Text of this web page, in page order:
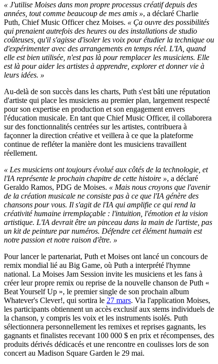
« J'utilise Moises dans mon propre processus créatif depuis des
années, tout comme beaucoup de mes amis », a déclaré Charlie
Puth, Chief Music Officer chez Moises. « Ça ouvre des possibilités
qui prenaient autrefois des heures ou des installations de studio
coûteuses, qu'il s'agisse d'isoler les voix pour étudier la technique ou
d'expérimenter avec des arrangements en temps réel. L'IA, quand
elle est bien utilisée, n'est pas là pour remplacer les musiciens. Elle
est là pour aider les artistes à apprendre, explorer et donner vie à
leurs idées. »
Au-delà de son succès dans les charts, Puth s'est bâti une réputation
d'artiste qui place les musiciens au premier plan, largement respecté
pour son expertise en production et son engagement envers
l'éducation musicale. En tant que Chief Music Officer, il collaborera
sur des fonctionnalités centrées sur les artistes, contribuera à
façonner la direction créative et veillera à ce que la plateforme
continue de refléter la manière dont les musiciens travaillent
réellement.
« Les musiciens ont toujours évolué aux côtés de la technologie, et
l'IA représente le prochain chapitre de cette histoire », a déclaré
Geraldo Ramos, PDG de Moises. « Mais nous croyons que l'avenir
de la création musicale ne consiste pas à ce que l'IA génère des
chansons pour vous. Il s'agit de l'IA qui amplifie ce qui rend la
créativité humaine irremplaçable : l'intuition, l'émotion et la vision
artistique. L'IA devrait être un pinceau dans la main de l'artiste, pas
un kit de peinture par numéros. Défendre cet élément humain est
notre passion et notre raison d'être. »
Pour lancer le partenariat, Puth et Moises ont lancé un concours de
remix mondial lié au Big Game, où Puth a interprété l'hymne
national. La Moises Jam Session invite les musiciens et les fans à
créer leur propre remix ou reprise de la nouvelle chanson de Puth «
Beat Yourself Up », le premier single de son prochain album
Whatever's Clever!, qui sortira le 27 mars. Via l'application Moises,
les participants obtiennent un accès exclusif aux stems individuels de
la chanson, y compris les voix et les instruments isolés. Puth
sélectionnera personnellement les remixes et reprises gagnants, les
gagnants et finalistes recevant 100 000 $ en prix et récompenses, des
produits dérivés dédicacés et une rencontre en coulisses lors de son
concert au Madison Square Garden le 29 mai.